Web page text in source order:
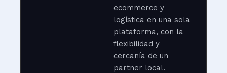
ecommerce y
logística en una sola
plataforma, con la
flexibilidad y
cercanía de un
partner local.